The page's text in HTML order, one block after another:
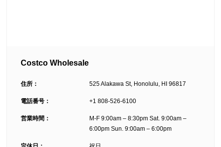
Costco Wholesale
住所： 525 Alakawa St, Honolulu, HI 96817
電話番号： +1 808-526-6100
営業時間：
M-F 9:00am – 8:30pm Sat. 9:00am –
6:00pm Sun. 9:00am – 6:00pm